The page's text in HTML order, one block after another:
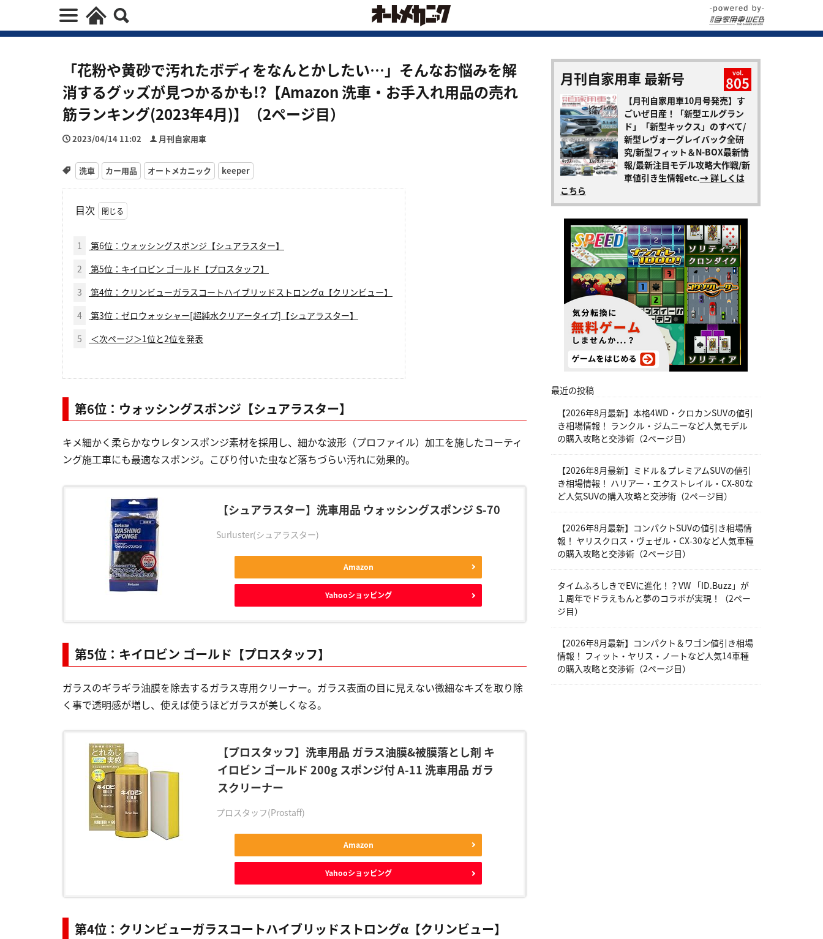
「花粉や黄砂で汚れたボディをなんとかしたい…」そんなお悩みを解
消するグッズが見つかるかも!?【Amazon 洗車・お手入れ用品の売れ
筋ランキング(2023年4月)】（2ページ目）
2023/04/14 11:02 月刊自家用車
洗車 カー用品 オートメカニック keeper
目次
1
第6位：ウォッシングスポンジ【シュアラスター】
2
第5位：キイロビン ゴールド【プロスタッフ】
3
第4位：クリンビューガラスコートハイブリッドストロングα【クリンビュー】
4
第3位：ゼロウォッシャー[超純水クリアータイプ]【シュアラスター】
5
＜次ページ＞1位と2位を発表
第6位：ウォッシングスポンジ【シュアラスター】
キメ細かく柔らかなウレタンスポンジ素材を採用し、細かな波形（プロファイル）加工を施したコーティ
ング施工車にも最適なスポンジ。こびり付いた虫など落ちづらい汚れに効果的。
【シュアラスター】洗車用品 ウォッシングスポンジ S-70
Surluster(シュアラスター)
Amazon
Yahooショッピング
第5位：キイロビン ゴールド【プロスタッフ】
ガラスのギラギラ油膜を除去するガラス専用クリーナー。ガラス表面の目に見えない微細なキズを取り除
く事で透明感が増し、使えば使うほどガラスが美しくなる。
【プロスタッフ】洗車用品 ガラス油膜&被膜落とし剤 キ
イロビン ゴールド 200g スポンジ付 A-11 洗車用品 ガラ
スクリーナー
プロスタッフ(Prostaff)
Amazon
Yahooショッピング
第4位：クリンビューガラスコートハイブリッドストロングα【クリンビュー】
月刊自家用車 最新号 vol.
805
【月刊自家用車10月号発売】す
ごいぜ日産！「新型エルグラン
ド」「新型キックス」のすべて/
新型レヴォーグレイバック全研
究/新型フィット＆N-BOX最新情
報/最新注目モデル攻略大作戦/新
車値引き生情報etc.→ 詳しくは
こちら
最近の投稿
【2026年8月最新】本格4WD・クロカンSUVの値引
き相場情報！ ランクル・ジムニーなど人気モデル
の購入攻略と交渉術（2ページ目）
【2026年8月最新】ミドル＆プレミアムSUVの値引
き相場情報！ ハリアー・エクストレイル・CX-80な
ど人気SUVの購入攻略と交渉術（2ページ目）
【2026年8月最新】コンパクトSUVの値引き相場情
報！ ヤリスクロス・ヴェゼル・CX-30など人気車種
の購入攻略と交渉術（2ページ目）
タイムふろしきでEVに進化！？VW 「ID.Buzz」が
１周年でドラえもんと夢のコラボが実現！（2ペー
ジ目）
【2026年8月最新】コンパクト＆ワゴン値引き相場
情報！ フィット・ヤリス・ノートなど人気14車種
の購入攻略と交渉術（2ページ目）